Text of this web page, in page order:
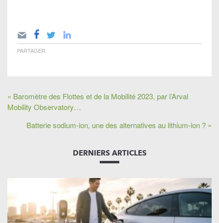
PARTAGER
« Baromètre des Flottes et de la Mobilité 2023, par l’Arval
Mobility Observatory…
Batterie sodium-ion, une des alternatives au lithium-ion ? »
DERNIERS ARTICLES